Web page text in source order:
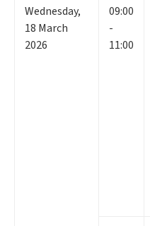
Wednesday,
18 March
2026
09:00
-
11:00